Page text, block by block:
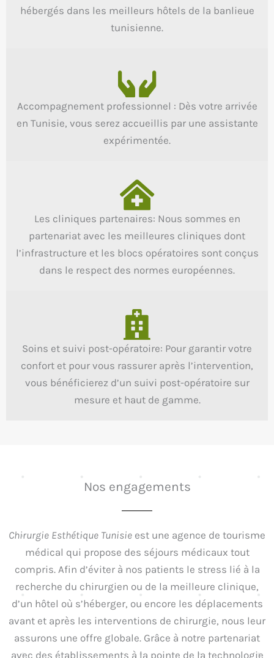
hébergés dans les meilleurs hôtels de la banlieue
tunisienne.
Accompagnement professionnel : Dès votre arrivée
en Tunisie, vous serez accueillis par une assistante
expérimentée.
Les cliniques partenaires: Nous sommes en
partenariat avec les meilleures cliniques dont
l’infrastructure et les blocs opératoires sont conçus
dans le respect des normes européennes.
Soins et suivi post-opératoire: Pour garantir votre
confort et pour vous rassurer après l’intervention,
vous bénéficierez d’un suivi post-opératoire sur
mesure et haut de gamme.
Nos engagements
Chirurgie Esthétique Tunisie est une agence de tourisme
médical qui propose des séjours médicaux tout
compris. Afin d’éviter à nos patients le stress lié à la
recherche du chirurgien ou de la meilleure clinique,
d’un hôtel où s’héberger, ou encore les déplacements
avant et après les interventions de chirurgie, nous leur
assurons une offre globale. Grâce à notre partenariat
avec des établissements à la pointe de la technologie